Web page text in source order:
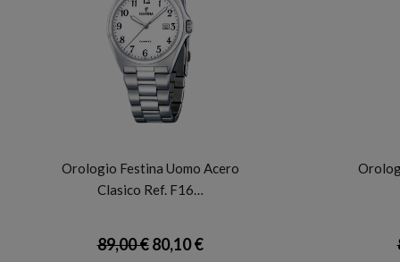
Orologio Festina Uomo Acero
Clasico Ref. F16…
89,00 €80,10 €